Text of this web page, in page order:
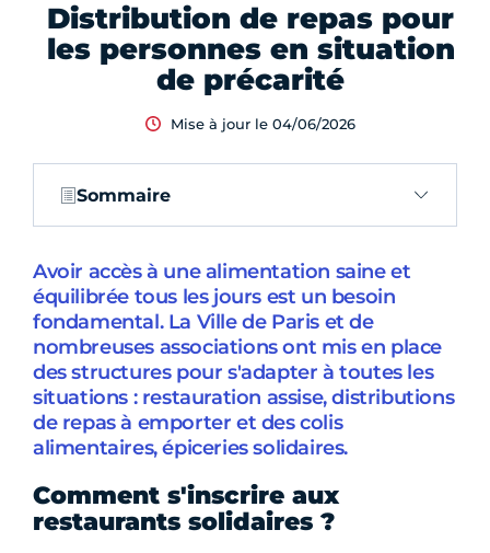
Distribution de repas pour
les personnes en situation
de précarité
Mise à jour le 04/06/2026
Sommaire
Avoir accès à une alimentation saine et
équilibrée tous les jours est un besoin
fondamental. La Ville de Paris et de
nombreuses associations ont mis en place
des structures pour s'adapter à toutes les
situations : restauration assise, distributions
de repas à emporter et des colis
alimentaires, épiceries solidaires.
Comment s'inscrire aux
restaurants solidaires ?